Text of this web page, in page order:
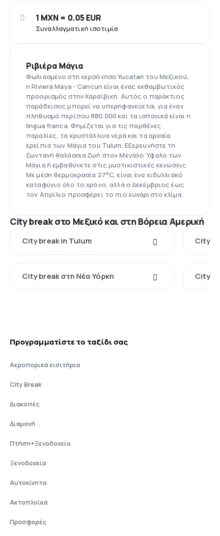
Συναλλαγματική ισοτιμία
1 MXN = 0.05 EUR
Ριβιέρα Μάγια
Φωλιασμένο στη χερσόνησο Yucatan του Μεξικού,
η Riviera Maya - Cancun είναι ένας εκθαμβωτικός
προορισμός στην Καραϊβική. Αυτός ο παράκτιος
παράδεισος μπορεί να υπερηφανεύεται για έναν
πληθυσμό περίπου 880.000 και τα ισπανικά είναι η
lingua franca. Φημίζεται για τις παρθένες
παραλίες, τα κρυστάλλινα νερά και τα αρχαία
ερείπια των Μάγια του Tulum. Εξερευνήστε τη
ζωντανή θαλάσσια ζωή στον Μεγάλο Ύφαλο των
Μάγια ή εμβαθύνετε στις μυστικιστικές κενώσεις.
Με μέση θερμοκρασία 27°C, είναι ένα ειδυλλιακό
καταφύγιο όλο το χρόνο, αλλά ο Δεκέμβριος έως
τον Απρίλιο προσφέρει το πιο ευχάριστο κλίμα.
City break στο Μεξικό και στη Βόρεια Αμερική
City break in Tulum City
City break στη Νέα Υόρκη City
Προγραμματίστε το ταξίδι σας
Αεροπορικά εισιτήρια
City Break
Διακοπές
Διαμονή
Πτήση+Ξενοδοχείο
Ξενοδοχεία
Αυτοκίνητα
Ακτοπλοϊκά
Προσφορές